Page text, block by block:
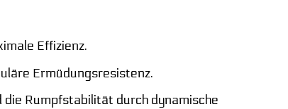
Effizienz.
Ermüdungsresistenz.
Rumpfstabilität durch dynamische